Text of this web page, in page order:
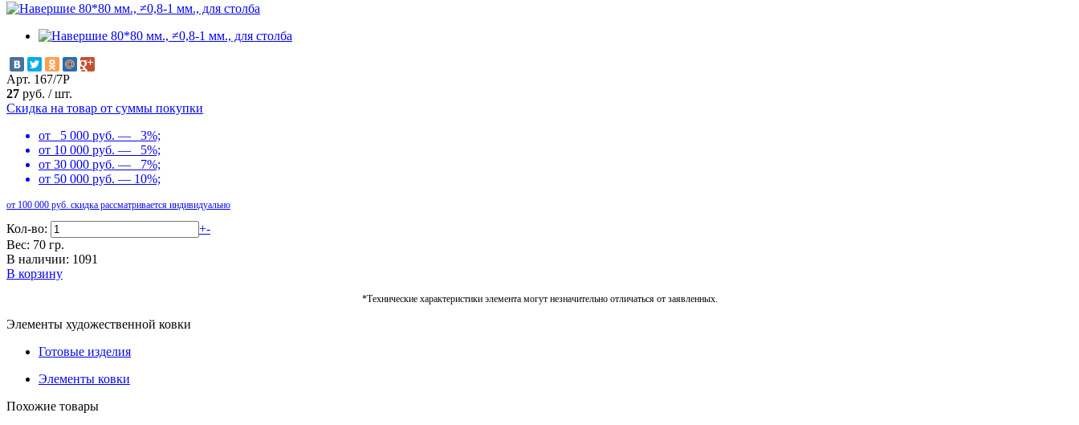
Арт. 167/7Р
27 руб. /шт.
Скидка на товар от суммы покупки
от 5 000 руб. — 3%;
от 10 000 руб. — 5%;
от 30 000 руб. — 7%;
от 50 000 руб. — 10%;
от 100 000 руб. скидка рассматривается индивидуально
Кол-во: +-
Вес: 70 гр.
В наличии: 1091
В корзину
*Технические характеристики элемента могут незначительно отличаться от заявленных.
Элементы художественной ковки
Готовые изделия
Элементы ковки
Похожие товары